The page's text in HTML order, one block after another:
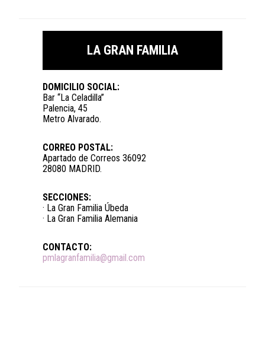
LA GRAN FAMILIA
DOMICILIO SOCIAL:
Bar “La Celadilla”
Palencia, 45
Metro Alvarado.
CORREO POSTAL:
Apartado de Correos 36092
28080 MADRID.
SECCIONES:
· La Gran Familia Úbeda
· La Gran Familia Alemania
CONTACTO:
pmlagranfamilia@gmail.com